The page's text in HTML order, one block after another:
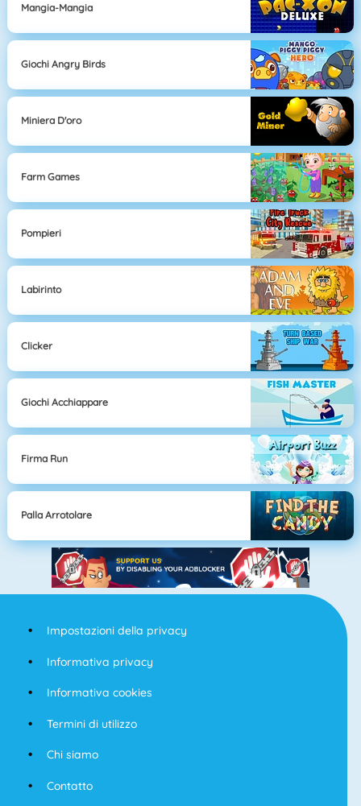
Mangia-Mangia
Giochi Angry Birds
Miniera D'oro
Farm Games
Pompieri
Labirinto
Clicker
Giochi Acchiappare
Firma Run
Palla Arrotolare
Impostazioni della privacy
Informativa privacy
Informativa cookies
Termini di utilizzo
Chi siamo
Contatto